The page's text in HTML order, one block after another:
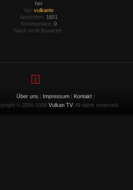
her
Von vulkantv
Ansichten: 1651
Kommentare: 0
Noch nicht Bewertet
1
Über uns | Impressum| Kontakt|
© 2006-2008 Vulkan TV. All rights reserved.